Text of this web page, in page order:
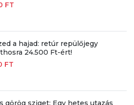
FT
a hajad: retúr repülőjegy
24.500 Ft-ért!
FT
görög sziget: Egy hetes utazás